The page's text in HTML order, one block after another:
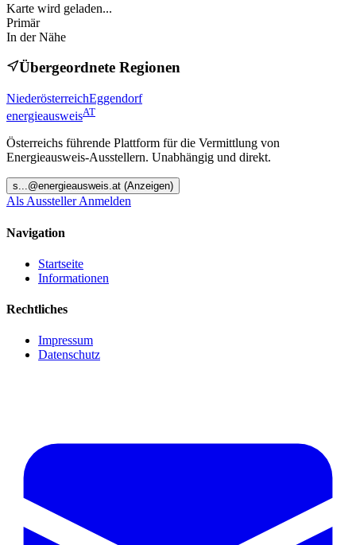
Karte wird geladen...
Primär
In der Nähe
Übergeordnete Regionen
NiederösterreichEggendorf
energieausweisAT
Österreichs führende Plattform für die Vermittlung von
Energieausweis-Ausstellern. Unabhängig und direkt.
s...@energieausweis.at (Anzeigen)
Als Aussteller Anmelden
Navigation
Startseite
Informationen
Rechtliches
Impressum
Datenschutz